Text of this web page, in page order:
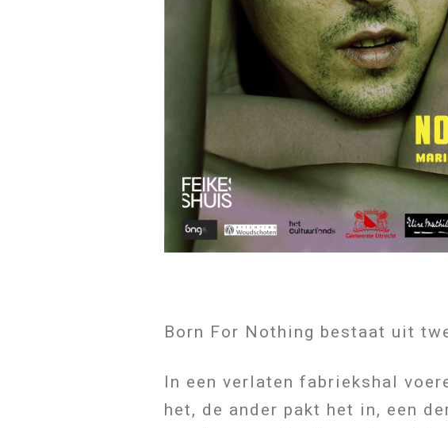
Born For Nothing bestaat uit
In een verlaten fabriekshal
het, de ander pakt het in, een